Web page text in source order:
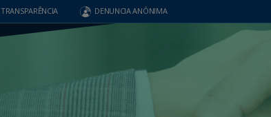
TRANSPARÊNCIA DENUNCIA ANÔNIMA